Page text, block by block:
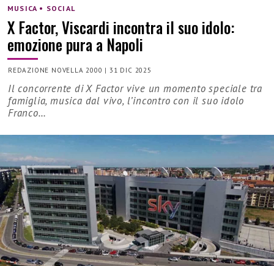
MUSICA • SOCIAL
X Factor, Viscardi incontra il suo idolo:
emozione pura a Napoli
REDAZIONE NOVELLA 2000 |31 DIC 2025
Il concorrente di X Factor vive un momento speciale tra
famiglia, musica dal vivo, l’incontro con il suo idolo
Franco…